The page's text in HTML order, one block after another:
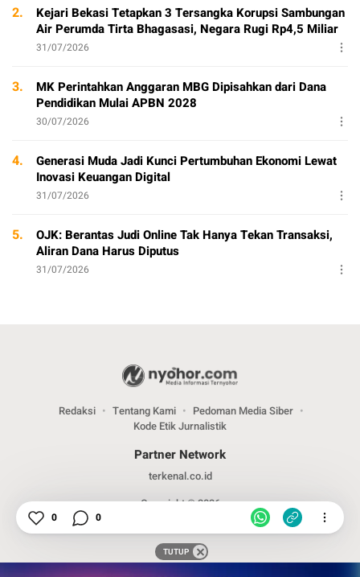
2.
Kejari Bekasi Tetapkan 3 Tersangka Korupsi Sambungan
Air Perumda Tirta Bhagasasi, Negara Rugi Rp4,5 Miliar
31/07/2026
3.
MK Perintahkan Anggaran MBG Dipisahkan dari Dana
Pendidikan Mulai APBN 2028
30/07/2026
4.
Generasi Muda Jadi Kunci Pertumbuhan Ekonomi Lewat
Inovasi Keuangan Digital
31/07/2026
5.
OJK: Berantas Judi Online Tak Hanya Tekan Transaksi,
Aliran Dana Harus Diputus
31/07/2026
Redaksi Tentang Kami
Pedoman Media Siber
Kode Etik Jurnalistik
Partner Network
terkenal.co.id
Copyright © 2026
0 0
TUTUP